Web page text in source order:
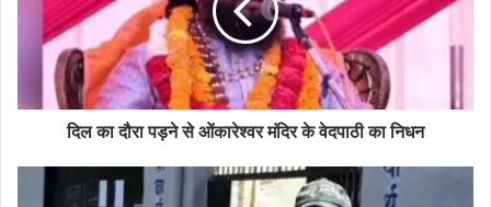
दिल का दौरा पड़ने से ओंकारेश्वर मंदिर के वेदपाठी का निधन